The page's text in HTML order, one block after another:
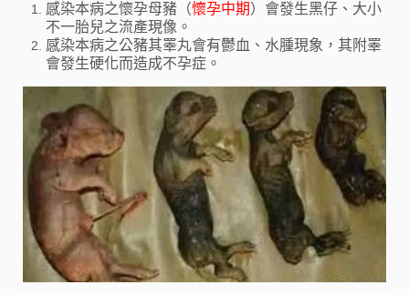
感染本病之懷孕母豬（懷孕中期）會發生黑仔、大小
不一胎兒之流產現像。
感染本病之公豬其睪丸會有鬱血、水腫現象，其附睪
會發生硬化而造成不孕症。